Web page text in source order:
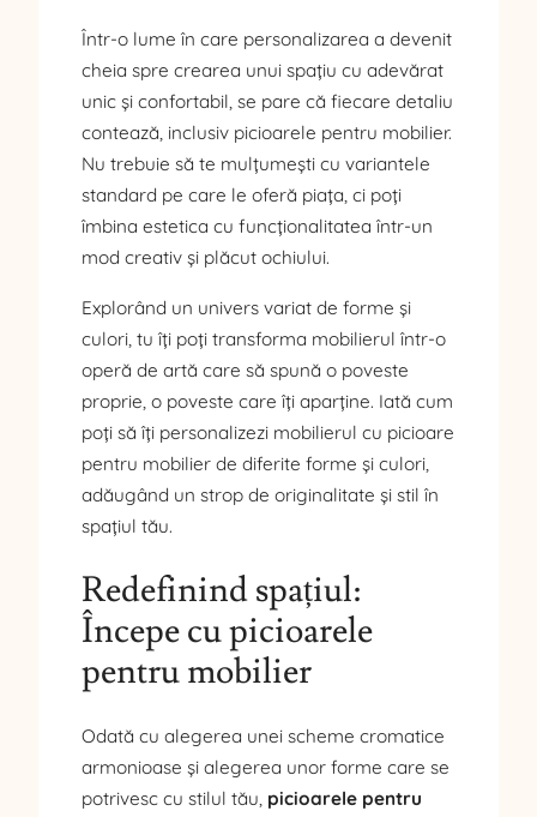
Într-o lume în care personalizarea a devenit
cheia spre crearea unui spațiu cu adevărat
unic și confortabil, se pare că fiecare detaliu
contează, inclusiv picioarele pentru mobilier.
Nu trebuie să te mulțumești cu variantele
standard pe care le oferă piața, ci poți
îmbina estetica cu funcționalitatea într-un
mod creativ și plăcut ochiului.
Explorând un univers variat de forme și
culori, tu îți poți transforma mobilierul într-o
operă de artă care să spună o poveste
proprie, o poveste care îți aparține. Iată cum
poți să îți personalizezi mobilierul cu picioare
pentru mobilier de diferite forme și culori,
adăugând un strop de originalitate și stil în
spațiul tău.
Redefinind spațiul:
Începe cu picioarele
pentru mobilier
Odată cu alegerea unei scheme cromatice
armonioase și alegerea unor forme care se
potrivesc cu stilul tău, picioarele pentru